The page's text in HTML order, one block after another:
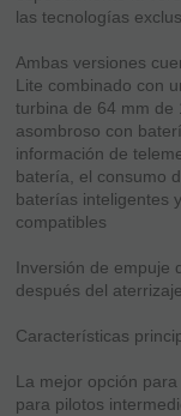
las tecnologías
Ambas versiones
Lite combinado con
turbina de 64 mm de
asombroso con
información de
batería, el consumo
baterías inteligentes
compatibles
Inversión de empuje
después del
Características
La mejor opción
para pilotos